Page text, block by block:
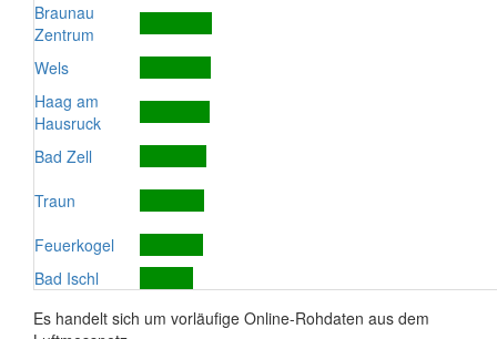
Braunau
Zentrum
Wels
Haag am
Hausruck
Bad Zell
Traun
Feuerkogel
Bad Ischl
Es handelt sich um vorläufige Online-Rohdaten aus dem